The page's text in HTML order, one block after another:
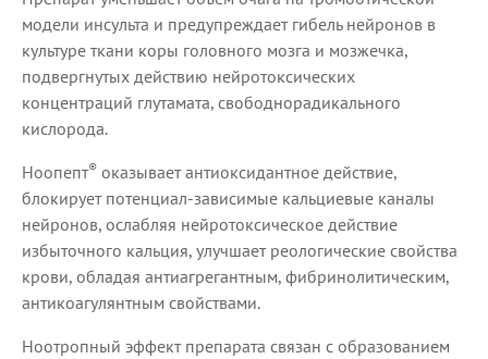
модели инсульта и предупреждает гибель нейронов в
культуре ткани коры головного мозга и мозжечка,
подвергнутых действию нейротоксических
концентраций глутамата, свободнорадикального
кислорода.
Ноопепт® оказывает антиоксидантное действие,
блокирует потенциал-зависимые кальциевые каналы
нейронов, ослабляя нейротоксическое действие
избыточного кальция, улучшает реологические свойства
крови, обладая антиагрегантным, фибринолитическим,
антикоагулянтным свойствами.
Ноотропный эффект препарата связан с образованием